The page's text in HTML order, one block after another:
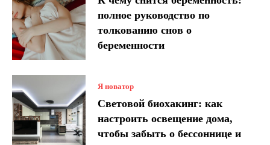
полное руководство по
толкованию снов о
беременности
Я новатор
Световой биохакинг: как
настроить освещение дома,
чтобы забыть о бессоннице и